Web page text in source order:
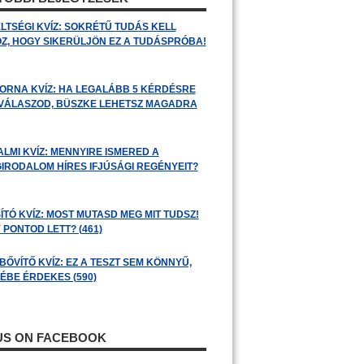
KVÍZ: SOKRÉTŰ TUDÁS KELL
HOGY SIKERÜLJÖN EZ A TUDÁSPRÓBA!
KVÍZ: HA LEGALÁBB 5 KÉRDÉSRE
BÜSZKE LEHETSZ MAGADRA
KVÍZ: MENNYIRE ISMERED A
HÍRES IFJÚSÁGI REGÉNYEIT?
KVÍZ: MOST MUTASD MEG MIT TUDSZ!
LETT? (461)
KVÍZ: EZ A TESZT SEM KÖNNYŰ,
ÉRDEKES (590)
ON FACEBOOK